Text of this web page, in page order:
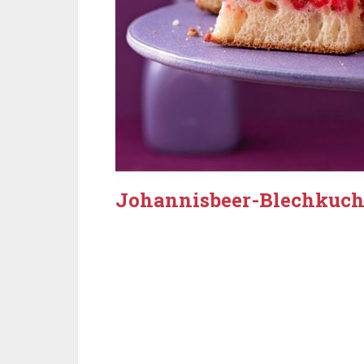
Johannisbeer-